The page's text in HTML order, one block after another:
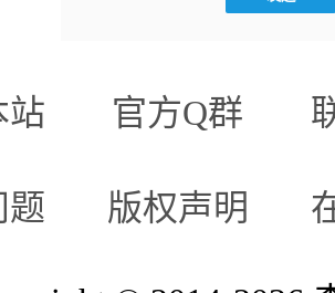
站 官方Q群
题 版权声明